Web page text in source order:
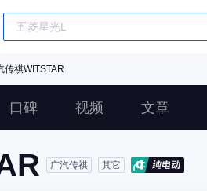
传祺WITSTAR
口碑 视频 文章
广汽传祺 其它